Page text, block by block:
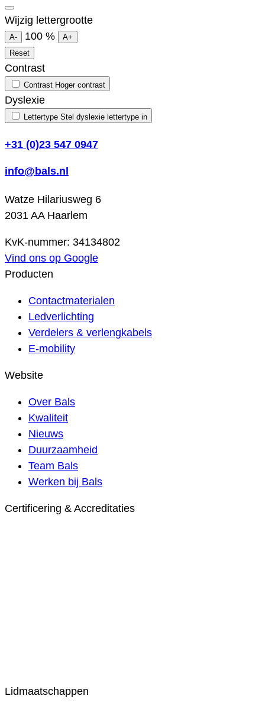
Wijzig lettergrootte
A- 100 %
A+
Reset
Contrast
Contrast Hoger contrast
Dyslexie
Lettertype Stel dyslexie lettertype in
+31 (0)23 547 0947
info@bals.nl
Watze Hilariusweg 6
2031 AA Haarlem
KvK-nummer: 34134802
Vind ons op Google
Producten
Contactmaterialen
Ledverlichting
Verdelers & verlengkabels
E-mobility
Website
Over Bals
Kwaliteit
Nieuws
Duurzaamheid
Team Bals
Werken bij Bals
Certificering & Accreditaties
Lidmaatschappen